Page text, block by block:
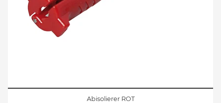
Abisolierer ROT